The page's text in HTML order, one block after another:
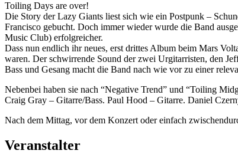
Toiling Days are over!
Die Story der Lazy Giants liest sich wie ein Postpunk –
Francisco gebucht. Doch immer wieder wurde die Band
Music Club) erfolgreicher.
Dass nun endlich ihr neues, erst drittes Album beim Mars
waren. Der schwirrende Sound der zwei Urgitarristen, den
Bass und Gesang macht die Band nach wie vor zu einer
Nebenbei haben sie nach “Negative Trend” und “Toiling
Craig Gray – Gitarre/Bass. Paul Hood – Gitarre. Daniel
Nach dem Mittag, vor dem Konzert oder einfach
Veranstalter